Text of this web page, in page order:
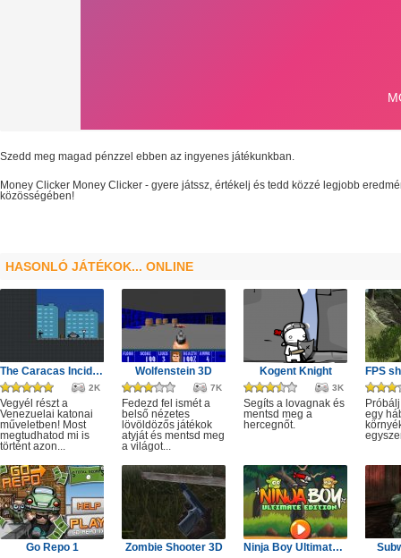
Szedd meg magad pénzzel ebben az ingyenes játékunkban.
Money Clicker - gyere játssz, értékelj és tedd közzé legjobb
Money Clicker
közösségében!
HASONLÓ JÁTÉKOK... ONLINE
The Caracas Incident
2K
Vegyél részt a
Venezuelai katonai
műveletben! Most
megtudhatod mi is
történt azon...
Wolfenstein 3D
7K
Fedezd fel ismét a
belső nézetes
lövöldözős játékok
atyját és mentsd meg
a világot...
Kogent Knight
3K
Segíts a lovagnak és
mentsd meg a
hercegnőt.
egy
Go Repo 1 Zombie Shooter 3D Ninja Boy Ultimate Edition